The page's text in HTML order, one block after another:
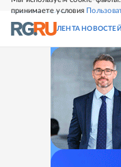
принимаете условия
СВЕЖИЙ НОМЕР
ЛЕНТА НОВОСТЕЙ